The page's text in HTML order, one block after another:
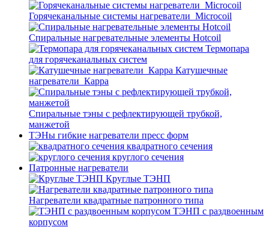
Горячеканальные системы нагреватели_Microcoil
Спиральные нагревательные элементы Hotcoil
Термопара
для горячеканальных систем
Катушечные
нагреватели_Карра
Спиральные тэны с рефлектирующей трубкой,
манжетой
ТЭНы гибкие нагреватели пресс форм
квадратного сечения
круглого сечения
Патронные нагреватели
Круглые ТЭНП
Нагреватели квадратные патронного типа
ТЭНП с раздвоенным
корпусом